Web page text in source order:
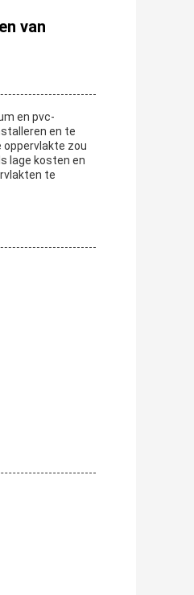
van
en pvc-
en te
oppervlakte zou
lage kosten en
te